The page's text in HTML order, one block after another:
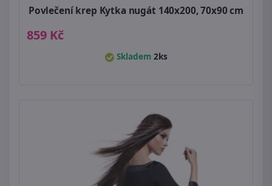
Povlečení krep Kytka nugát 140x200, 70x90 cm
859 Kč
Skladem 2ks